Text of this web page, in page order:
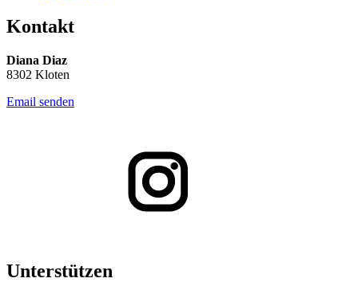
Kontakt
Diana Diaz
8302 Kloten
Email senden
Unterstützen